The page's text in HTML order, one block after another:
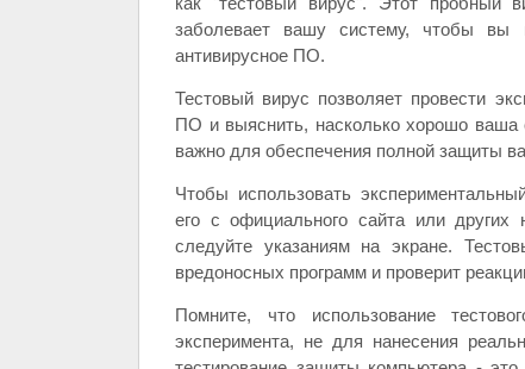
заболевает вашу систему, чтобы вы
антивирусное ПО.
Тестовый вирус позволяет провести
ПО и выяснить, насколько хорошо ваша
важно для обеспечения полной защиты
Чтобы использовать
его с официального сайта или других
следуйте указаниям на экране.
вредоносных программ и проверит
Помните, что использование
эксперимента, не для нанесения